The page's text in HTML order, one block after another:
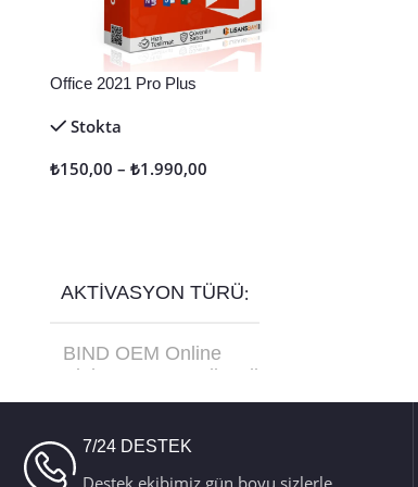
Office 2021 Pro Plus
Stokta
₺150,00 – ₺1.990,00
AKTIVASYON TÜRÜ
BIND OEM Online
Aktivasyon
Retail Online
Aktivasyon,Retail Telefon
7/24 DESTEK
Destek ekibimiz gün boyu sizlerle.